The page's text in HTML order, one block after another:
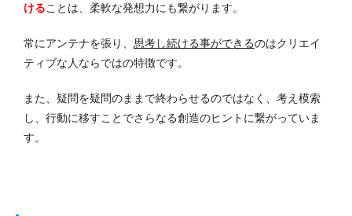
けることは、柔軟な発想力にも繋がります。
常にアンテナを張り、 思考し続ける事ができるのはクリエイ
ティブな人ならではの特徴です。
また、疑問を疑問のままで終わらせるのではなく、考え模索
し、行動に移すことでさらなる創造のヒントに繋がっていま
す。